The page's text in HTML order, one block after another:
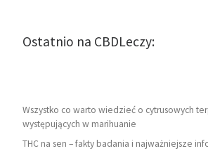
Ostatnio na CBDLeczy:
Wszystko co warto wiedzieć o cytrusowych
występujących w marihuanie
THC na sen – fakty badania i najważniejsze